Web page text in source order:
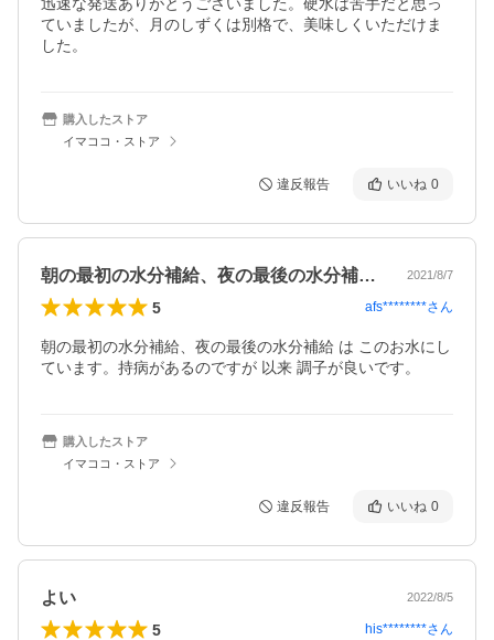
ていましたが、月のしずくは別格で、美味しくいただけま
した。
購入したストア
イマココ・ストア
違反報告 いいね 0
朝の最初の水分補給、夜の最後の水分補給… 2021/8/7
5 afs********さん
朝の最初の水分補給、夜の最後の水分補給 は このお水にし
ています。持病があるのですが 以来 調子が良いです。
購入したストア
イマココ・ストア
違反報告 いいね 0
よい 2022/8/5
5 his********さん